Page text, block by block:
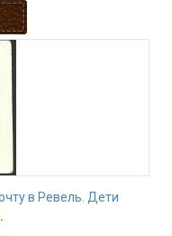
в Ревель. Дети